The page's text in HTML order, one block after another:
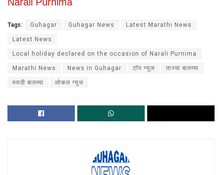
Tags: Guhagar Guhagar News Latest Marathi News
Latest News
Local holiday declared on the occasion of Narali Purnima
Marathi News News in Guhagar टॉप न्युज ताज्या बातम्या
मराठी बातम्या लोकल न्युज